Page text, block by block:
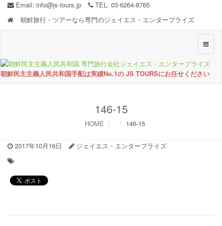
Email: info@js-tours.jp
TEL: 03-6264-8765
朝鮮旅行・ツアーなら専門のジェイエス・エンタープライズ
Toggle
朝鮮民主主義人民共和国手配は実績No.1の JS TOURSにお任せください
146-15
HOME 146-15
2017年10月16日 ジェイエス・エンタープライズ